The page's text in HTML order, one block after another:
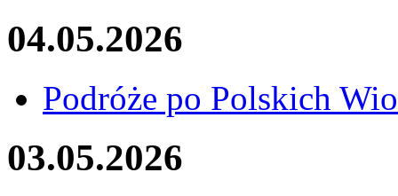
04.05.2026
Podróże po Polskich
03.05.2026